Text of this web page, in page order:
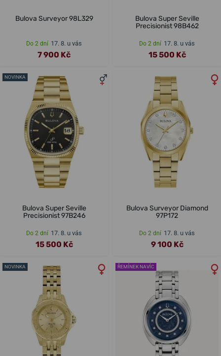
Bulova Surveyor 98L329
Do 2 dní 17. 8. u vás
7 900 Kč
Bulova Super Seville
Precisionist 98B462
Do 2 dní 17. 8. u vás
15 500 Kč
NOVINKA
Bulova Super Seville
Precisionist 97B246
Do 2 dní 17. 8. u vás
15 500 Kč
Bulova Surveyor Diamond
97P172
Do 2 dní 17. 8. u vás
9 100 Kč
NOVINKA ŘEMÍNEK NAVÍC